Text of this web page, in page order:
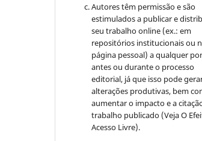
Autores têm permissão e são
estimulados a publicar e
seu trabalho online (ex.: em
repositórios institucionais ou
página pessoal) a qualquer
antes ou durante o processo
editorial, já que isso pode
alterações produtivas, bem
aumentar o impacto e a
trabalho publicado (Veja O
Acesso Livre).